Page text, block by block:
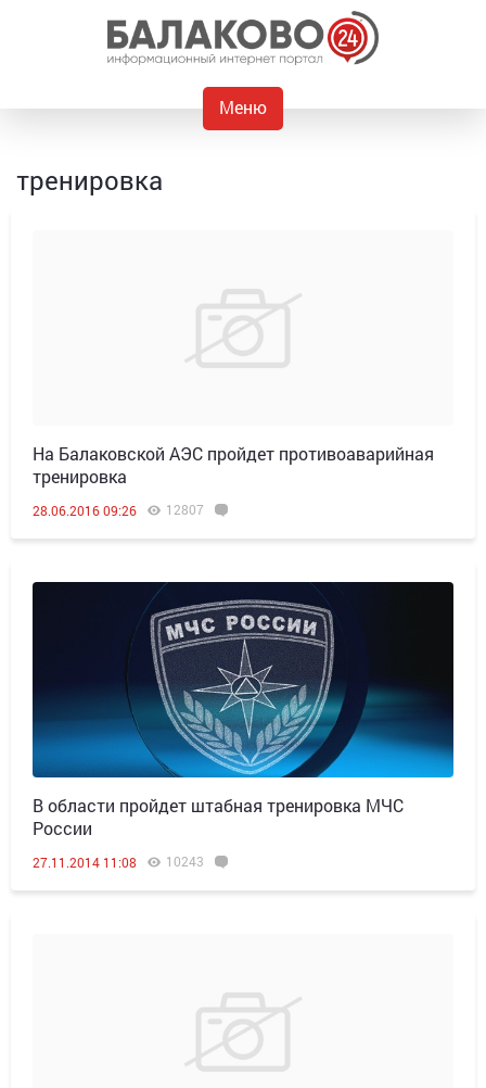
Меню
тренировка
На Балаковской АЭС пройдет противоаварийная
тренировка
28.06.2016 09:26 12807
В области пройдет штабная тренировка МЧС
России
27.11.2014 11:08 10243